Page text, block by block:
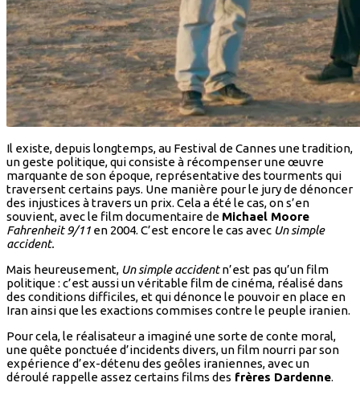
Il existe, depuis longtemps, au Festival de Cannes une tradition,
un geste politique, qui consiste à récompenser une œuvre
marquante de son époque, représentative des tourments qui
traversent certains pays. Une manière pour le jury de dénoncer
des injustices à travers un prix. Cela a été le cas, on s’en
souvient, avec le film documentaire de Michael Moore
Fahrenheit 9/11 en 2004. C’est encore le cas avec Un simple
accident.
Mais heureusement, Un simple accidentn’est pas qu’un film
politique : c’est aussi un véritable film de cinéma, réalisé dans
des conditions difficiles, et qui dénonce le pouvoir en place en
Iran ainsi que les exactions commises contre le peuple iranien.
Pour cela, le réalisateur a imaginé une sorte de conte moral,
une quête ponctuée d’incidents divers, un film nourri par son
expérience d’ex-détenu des geôles iraniennes, avec un
déroulé rappelle assez certains films des frères Dardenne.